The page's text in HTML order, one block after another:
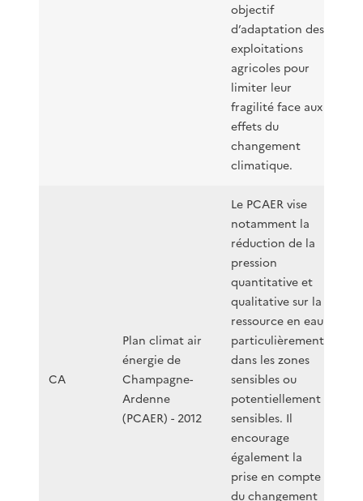
objectif
d’adaptation des
exploitations
agricoles pour
limiter leur
fragilité face aux
effets du
changement
climatique.
CA
Plan climat air
énergie de
Champagne-
Ardenne
(PCAER) - 2012
Le PCAER vise
notamment la
réduction de la
pression
quantitative et
qualitative sur la
ressource en eau
particulièrement
dans les zones
sensibles ou
potentiellement
sensibles. Il
encourage
également la
prise en compte
du changement